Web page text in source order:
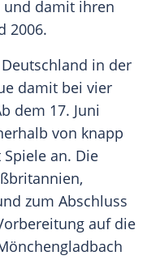
und damit ihren
2006.
Deutschland in der
damit bei vier
dem 17. Juni
von knapp
an. Die
,
zum Abschluss
auf die